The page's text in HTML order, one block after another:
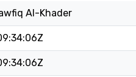
Al-Khader